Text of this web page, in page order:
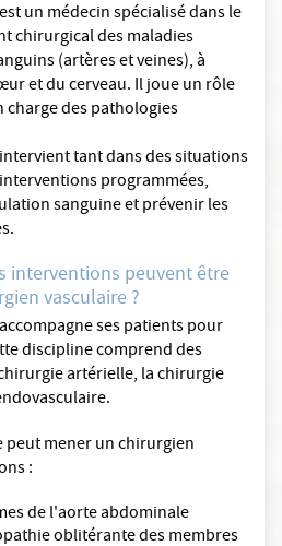
un médecin spécialisé dans le
chirurgical des maladies
(artères et veines), à
et du cerveau. Il joue un rôle
charge des pathologies
tant dans des situations
programmées,
sanguine et prévenir les
interventions peuvent être
vasculaire ?
ses patients pour
discipline comprend des
artérielle, la chirurgie
peut mener un chirurgien
:
de l'aorte abdominale
oblitérante des membres